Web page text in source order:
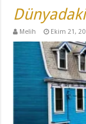
Melih Ekim 21,